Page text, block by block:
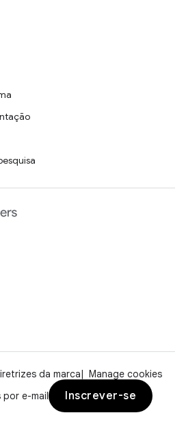
da marca
Manage cookies
por e-mail
Inscrever-se